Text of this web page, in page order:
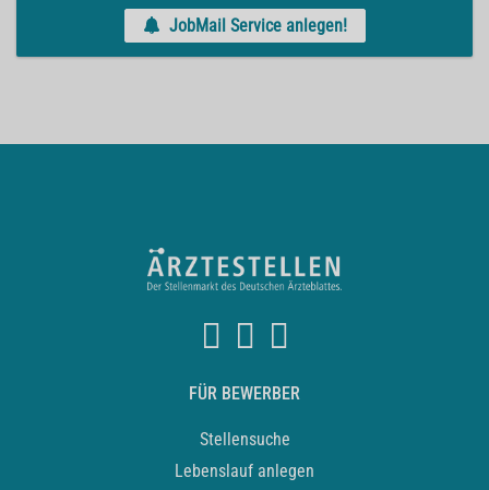
JobMail Service anlegen!
FÜR BEWERBER
Stellensuche
Lebenslauf anlegen